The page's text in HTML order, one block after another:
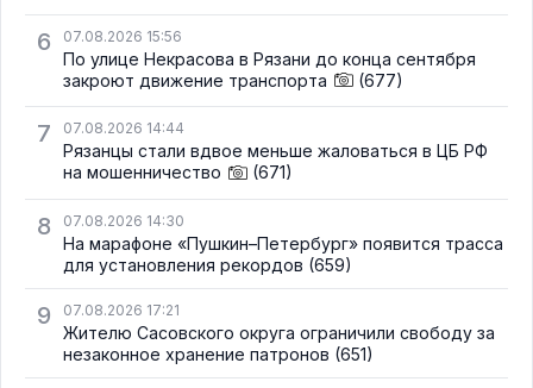
6 07.08.2026 15:56
По улице Некрасова в Рязани до конца сентября
закроют движение транспорта
(677)
7 07.08.2026 14:44
Рязанцы стали вдвое меньше жаловаться в ЦБ РФ
на мошенничество
(671)
8 07.08.2026 14:30
На марафоне «Пушкин–Петербург» появится трасса
для установления рекордов (659)
9 07.08.2026 17:21
Жителю Сасовского округа ограничили свободу за
незаконное хранение патронов (651)